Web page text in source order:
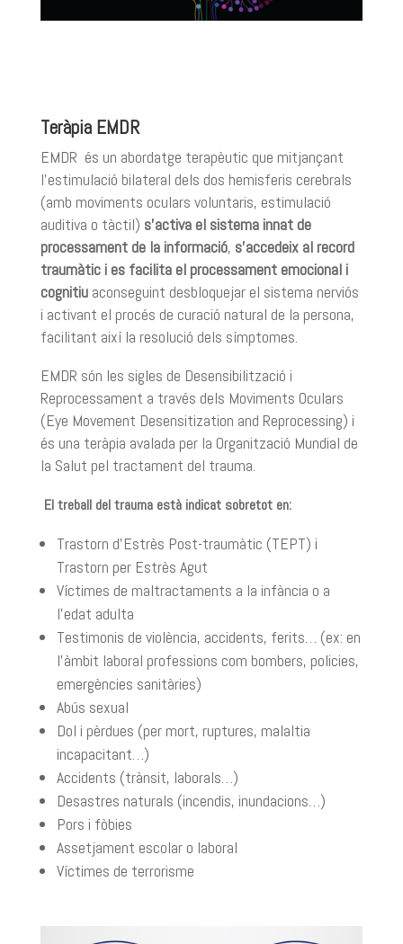
Teràpia EMDR
EMDR és un abordatge terapèutic que mitjançant
l’estimulació bilateral dels dos hemisferis cerebrals
(amb moviments oculars voluntaris, estimulació
auditiva o tàctil) s’activa el sistema innat de
processament de la informació, s’accedeix al record
traumàtic i es facilita el processament emocional i
cognitiu aconseguint desbloquejar el sistema nerviós
i activant el procés de curació natural de la persona,
facilitant així la resolució dels símptomes.
EMDR són les sigles de Desensibilització i
Reprocessament a través dels Moviments Oculars
(Eye Movement Desensitization and Reprocessing) i
és una teràpia avalada per la Organització Mundial de
la Salut pel tractament del trauma.
El treball del trauma està indicat sobretot en:
Trastorn d’Estrès Post-traumàtic (TEPT) i
Trastorn per Estrès Agut
Víctimes de maltractaments a la infància o a
l’edat adulta
Testimonis de violència, accidents, ferits… (ex: en
l’àmbit laboral professions com bombers, policies,
emergències sanitàries)
Abús sexual
Dol i pèrdues (per mort, ruptures, malaltia
incapacitant…)
Accidents (trànsit, laborals…)
Desastres naturals (incendis, inundacions…)
Pors i fòbies
Assetjament escolar o laboral
Víctimes de terrorisme